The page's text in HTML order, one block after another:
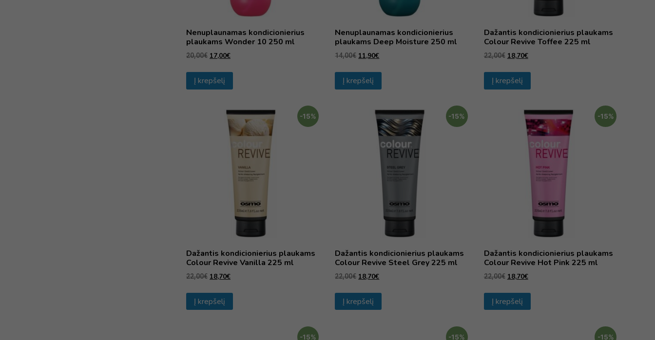
Nenuplaunamas kondicionierius
plaukams Wonder 10 250 ml
20,00€ 17,00€
Į krepšelį
Nenuplaunamas kondicionierius
plaukams Deep Moisture 250 ml
14,00€ 11,90€
Į krepšelį
Dažantis kondicionierius plaukams
Colour Revive Toffee 225 ml
22,00€ 18,70€
Į krepšelį
-15%
Dažantis kondicionierius plaukams
Colour Revive Vanilla 225 ml
22,00€ 18,70€
Į krepšelį
-15%
Dažantis kondicionierius plaukams
Colour Revive Steel Grey 225 ml
22,00€ 18,70€
Į krepšelį
-15%
Dažantis kondicionierius plaukams
Colour Revive Hot Pink 225 ml
22,00€ 18,70€
Į krepšelį
-15% -15% -15%